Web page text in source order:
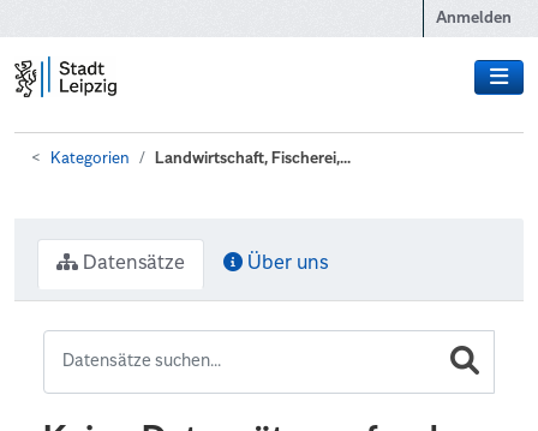
Anmelden
Kategorien Landwirtschaft, Fischerei,...
Datensätze Über uns